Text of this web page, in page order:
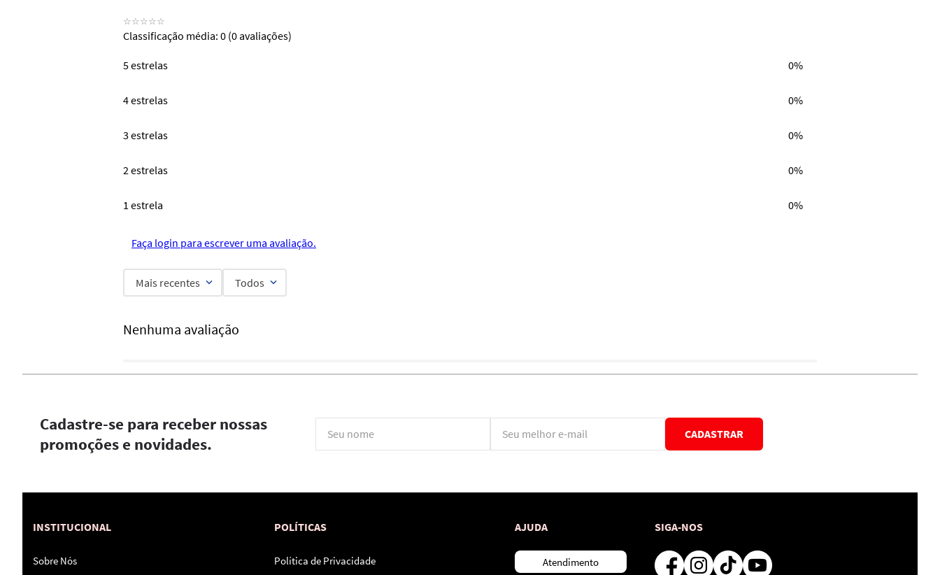
☆☆☆☆☆
Classificação média: 0 (0 avaliações)
5 estrelas 0%
4 estrelas 0%
3 estrelas 0%
2 estrelas 0%
1 estrela 0%
Faça login para escrever uma avaliação.
Mais recentes Todos
Nenhuma avaliação
Cadastre-se para receber nossas
promoções e novidades.
CADASTRAR
INSTITUCIONAL
Sobre Nós
POLÍTICAS
Política de Privacidade
AJUDA
Atendimento
SIGA-NOS